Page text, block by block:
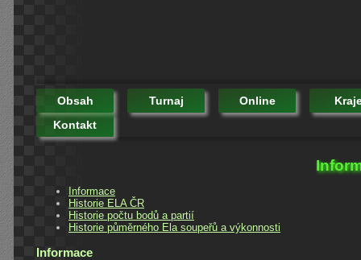
Obsah Turnaj Online
Kontakt
Informace
Historie ELA ČR
Historie počtu bodů a partií
Historie půměrného Ela soupeřů a výkonnosti
Informace